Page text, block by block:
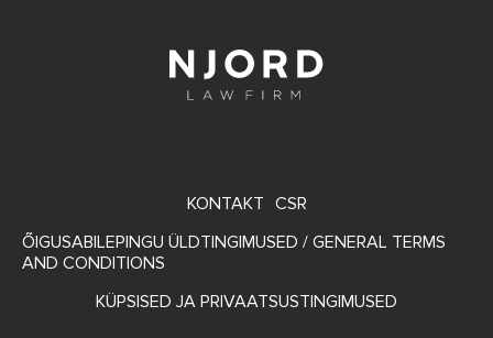
MENU
KONTAKT CSR
ÕIGUSABILEPINGU ÜLDTINGIMUSED / GENERAL TERMS
AND CONDITIONS
KÜPSISED JA PRIVAATSUSTINGIMUSED